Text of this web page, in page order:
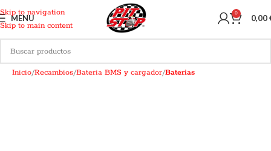
Skip to navigation
Skip to main content
MENU 0 0,00
Inicio Recambios Bateria BMS y cargador Baterias